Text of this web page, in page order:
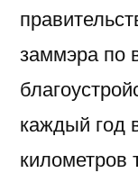
заммэра по
каждый год
километров